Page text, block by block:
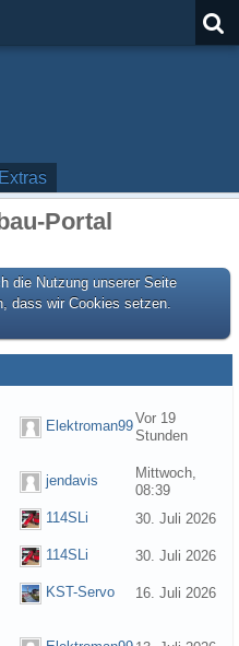
Extras
Portal
die Nutzung unserer Seite
dass wir Cookies setzen.
Elektroman99Vor 19
Stunden
jendavis
Mittwoch,
08:39
114SLi
30. Juli 2026
114SLi
30. Juli 2026
KST-Servo
16. Juli 2026